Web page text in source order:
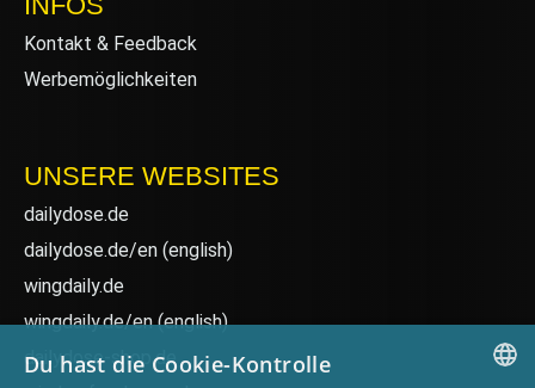
Kontakt & Feedback
Werbemöglichkeiten
UNSERE WEBSITES
dailydose.de
dailydose.de/en (english)
wingdaily.de
wingdaily.de/en(english)
dailydose-shop.de
Du hast die Cookie-Kontrolle